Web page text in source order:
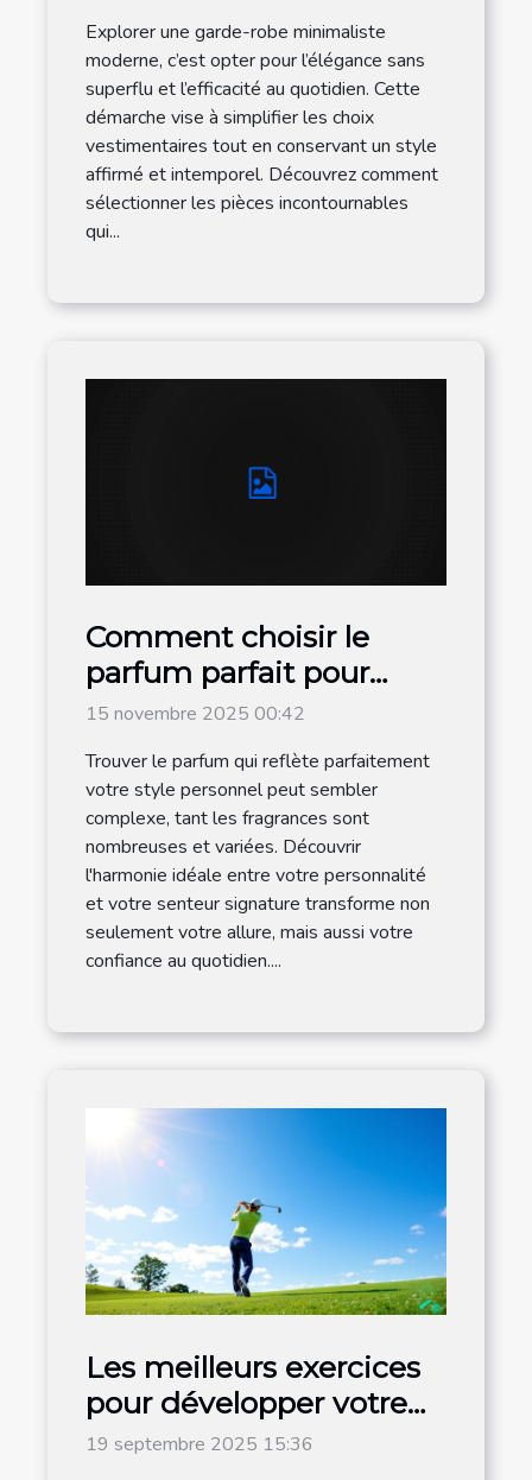
Explorer une garde-robe minimaliste
moderne, c’est opter pour l’élégance sans
superflu et l’efficacité au quotidien. Cette
démarche vise à simplifier les choix
vestimentaires tout en conservant un style
affirmé et intemporel. Découvrez comment
sélectionner les pièces incontournables
qui...
Comment choisir le
parfum parfait pour
votre style personnel ?
15 novembre 2025 00:42
Trouver le parfum qui reflète parfaitement
votre style personnel peut sembler
complexe, tant les fragrances sont
nombreuses et variées. Découvrir
l'harmonie idéale entre votre personnalité
et votre senteur signature transforme non
seulement votre allure, mais aussi votre
confiance au quotidien....
Les meilleurs exercices
pour développer votre
jeu de golf
19 septembre 2025 15:36